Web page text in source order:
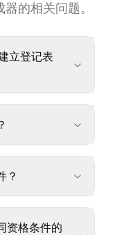
的相关问题。
立登记表
？
资格条件的